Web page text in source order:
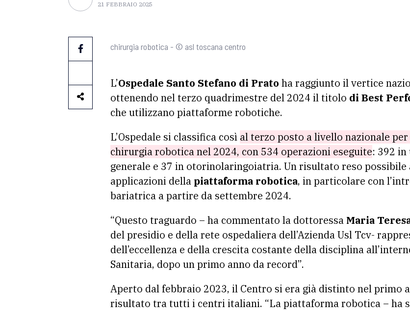
21 FEBBRAIO 2025
chirurgia robotica - © asl toscana centro
L’Ospedale Santo Stefano di Prato ha raggiunto il vertice
ottenendo nel terzo quadrimestre del 2024 il titolo di Best
che utilizzano piattaforme robotiche.
L’Ospedale si classifica così al terzo posto a livello nazionale
chirurgia robotica nel 2024, con 534 operazioni eseguite: 392
generale e 37 in otorinolaringoiatria. Un risultato reso possibile
applicazioni della piattaforma robotica, in particolare con
bariatrica a partire da settembre 2024.
“Questo traguardo – ha commentato la dottoressa Maria
del presidio e della rete ospedaliera dell’Azienda Usl Tcv-
dell’eccellenza e della crescita costante della disciplina
Sanitaria, dopo un primo anno da record”.
Aperto dal febbraio 2023, il Centro si era già distinto nel primo
risultato tra tutti i centri italiani. “La piattaforma robotica – ha